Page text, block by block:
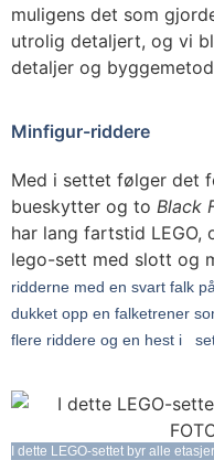
muligens det som
utrolig detaljert, og vi
detaljer og
Minfigur-riddere
Med i settet følger det
bueskytter og to Black
har lang fartstid
lego-sett med slott og
ridderne med en svart falk
dukket opp en falketrener
flere riddere og en hest i
I dette LEGO-settet byr alle